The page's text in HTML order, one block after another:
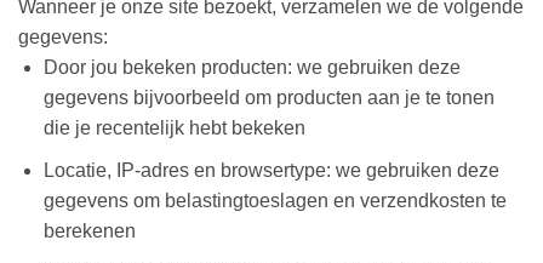
Wanneer je onze site bezoekt, verzamelen we de volgende
gegevens:
Door jou bekeken producten: we gebruiken deze
gegevens bijvoorbeeld om producten aan je te tonen
die je recentelijk hebt bekeken
Locatie, IP-adres en browsertype: we gebruiken deze
gegevens om belastingtoeslagen en verzendkosten te
berekenen